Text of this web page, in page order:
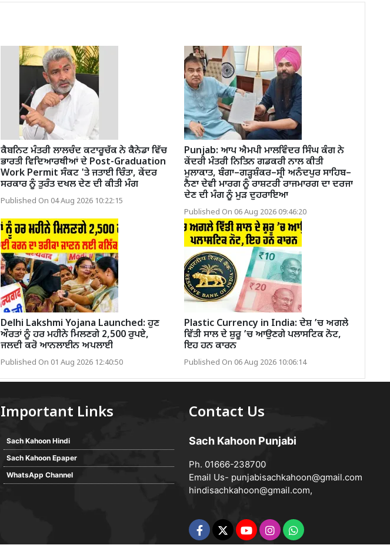
ਕੈਬਨਿਟ ਮੰਤਰੀ ਲਾਲਚੰਦ ਕਟਾਰੂਚੱਕ ਨੇ ਕੈਨੇਡਾ ਵਿੱਚ
ਭਾਰਤੀ ਵਿਦਿਆਰਥੀਆਂ ਦੇ Post-Graduation
Work Permit ਸੰਕਟ 'ਤੇ ਜਤਾਈ ਚਿੰਤਾ, ਕੇਂਦਰ
ਸਰਕਾਰ ਨੂੰ ਤੁਰੰਤ ਦਖਲ ਦੇਣ ਦੀ ਕੀਤੀ ਮੰਗ
Published On 04 Aug 2026 10:22:15
Punjab: ਆਪ ਐਮਪੀ ਮਾਲਵਿੰਦਰ ਸਿੰਘ ਕੰਗ ਨੇ
ਕੇਂਦਰੀ ਮੰਤਰੀ ਨਿਤਿਨ ਗਡਕਰੀ ਨਾਲ ਕੀਤੀ
ਮੁਲਾਕਾਤ, ਬੰਗਾ–ਗੜ੍ਹਸ਼ੰਕਰ–ਸ੍ਰੀ ਅਨੰਦਪੁਰ ਸਾਹਿਬ–
ਨੈਣਾ ਦੇਵੀ ਮਾਰਗ ਨੂੰ ਰਾਸ਼ਟਰੀ ਰਾਜਮਾਰਗ ਦਾ ਦਰਜਾ
ਦੇਣ ਦੀ ਮੰਗ ਨੂੰ ਮੁੜ ਦੁਹਰਾਇਆ
Published On 06 Aug 2026 09:46:20
Delhi Lakshmi Yojana Launched: ਹੁਣ
ਔਰਤਾਂ ਨੂੰ ਹਰ ਮਹੀਨੇ ਮਿਲਣਗੇ 2,500 ਰੁਪਏ,
ਜਲਦੀ ਕਰੋ ਆਨਲਾਈਨ ਅਪਲਾਈ
Published On 01 Aug 2026 12:40:50
Plastic Currency in India: ਦੇਸ਼ ’ਚ ਅਗਲੇ
ਵਿੱਤੀ ਸਾਲ ਦੇ ਸ਼ੁਰੂ ’ਚ ਆਉਣਗੇ ਪਲਾਸਟਿਕ ਨੋਟ,
ਇਹ ਹਨ ਕਾਰਨ
Published On 06 Aug 2026 10:06:14
Important Links
Sach Kahoon Hindi
Sach Kahoon Epaper
WhatsApp Channel
Contact Us
Sach Kahoon Punjabi
Ph. 01666-238700
Email Us- punjabisachkahoon@gmail.com
hindisachkahoon@gmail.com,